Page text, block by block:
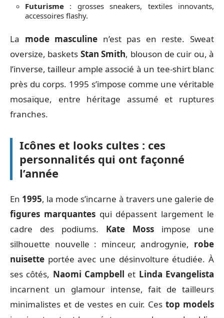
Futurisme : grosses sneakers, textiles innovants,
accessoires flashy.
La mode masculine n’est pas en reste. Sweat
oversize, baskets Stan Smith, blouson de cuir ou, à
l’inverse, tailleur ample associé à un tee-shirt blanc
près du corps. 1995 s’impose comme une véritable
mosaïque, entre héritage assumé et ruptures
franches.
Icônes et looks cultes : ces
personnalités qui ont façonné
l’année
En 1995, la mode s’incarne à travers une galerie de
figures marquantesqui dépassent largement le
cadre des podiums. Kate Moss impose une
silhouette nouvelle : minceur, androgynie, robe
nuisette portée avec une désinvolture étudiée. À
ses côtés, Naomi Campbell et Linda Evangelista
incarnent un glamour intense, fait de tailleurs
minimalistes et de vestes en cuir. Cestop models